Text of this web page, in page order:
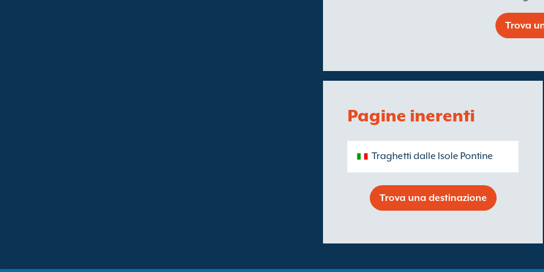
Trova
Pagine inerenti
Traghetti dalle Isole Pontine
Trova una destinazione